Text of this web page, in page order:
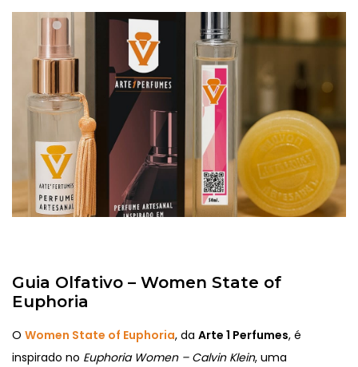
Guia Olfativo – Women State of
Euphoria
O Women State of Euphoria, da Arte 1 Perfumes, é
inspirado no Euphoria Women – Calvin Klein, uma